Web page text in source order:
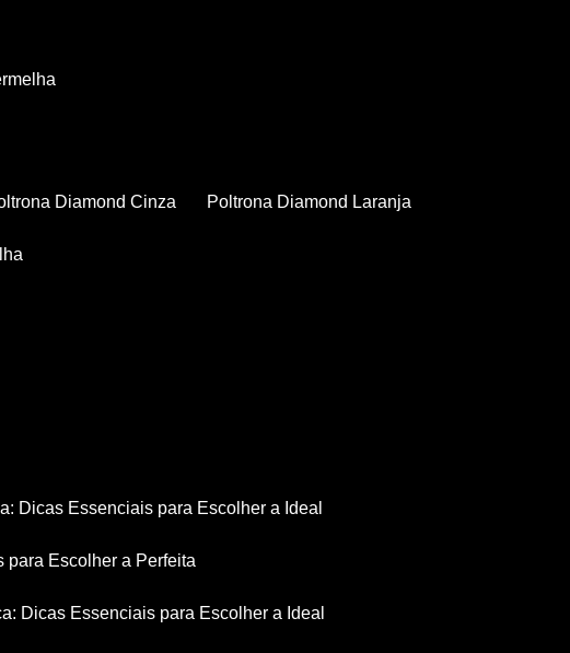
Diamond Cinza Poltrona Diamond Laranja
Dicas Essenciais para Escolher a Ideal
para Escolher a Perfeita
Dicas Essenciais para Escolher a Ideal